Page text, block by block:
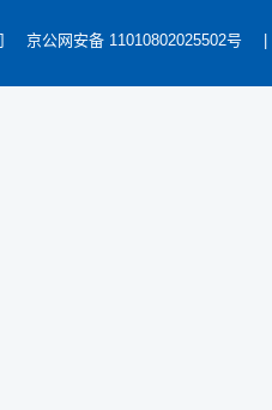
京公网安备 11010802025502号